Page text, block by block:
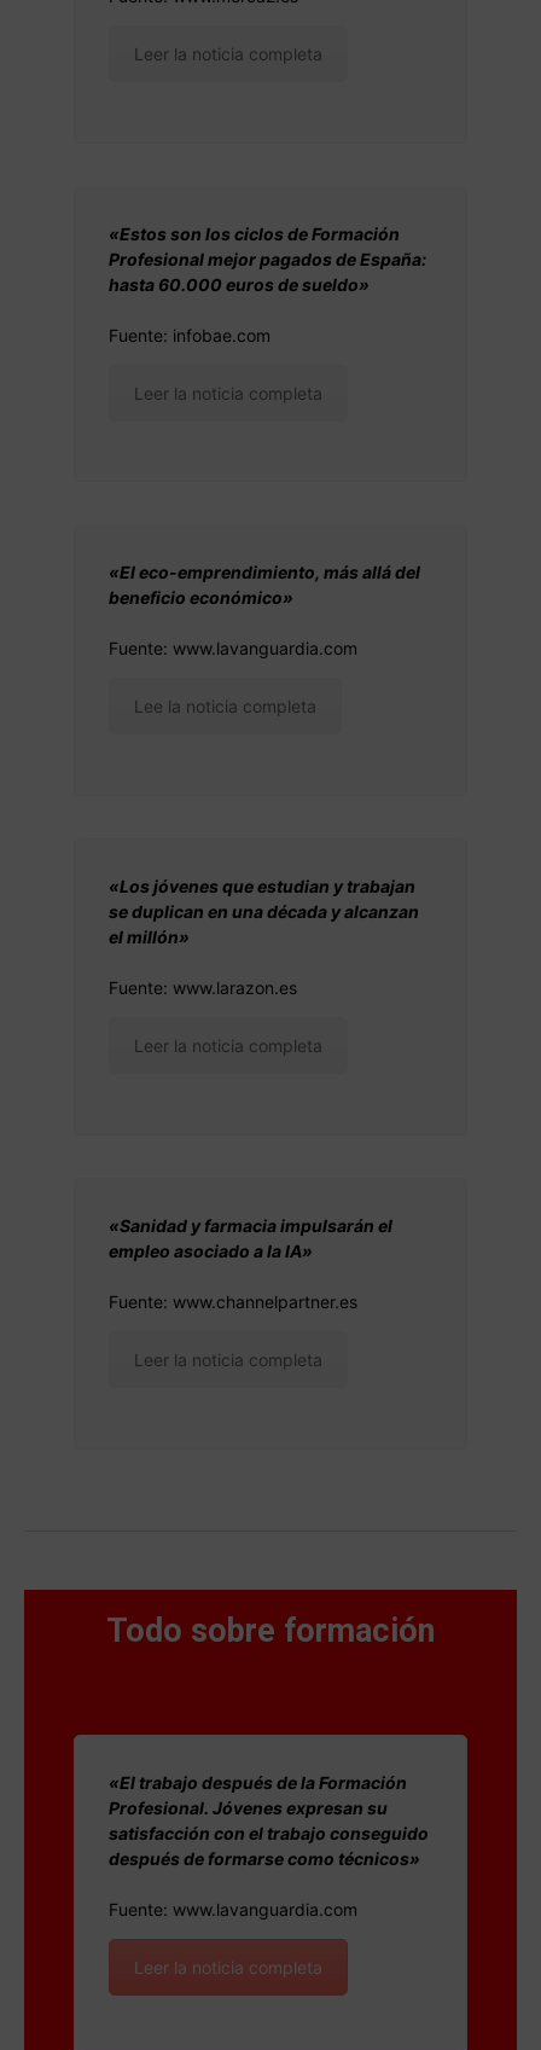
Leer la noticia completa
«Estos son los ciclos de Formación
Profesional mejor pagados de España:
hasta 60.000 euros de sueldo»
Fuente: infobae.com
Leer la noticia completa
«El eco-emprendimiento, más allá del
beneficio económico»
Fuente: www.lavanguardia.com
Lee la noticia completa
«Los jóvenes que estudian y trabajan
se duplican en una década y alcanzan
el millón»
Fuente: www.larazon.es
Leer la noticia completa
«Sanidad y farmacia impulsarán el
empleo asociado a la IA»
Fuente: www.channelpartner.es
Leer la noticia completa
Todo sobre formación
«El trabajo después de la Formación
Profesional. Jóvenes expresan su
satisfacción con el trabajo conseguido
después de formarse como técnicos»
Fuente: www.lavanguardia.com
Leer la noticia completa